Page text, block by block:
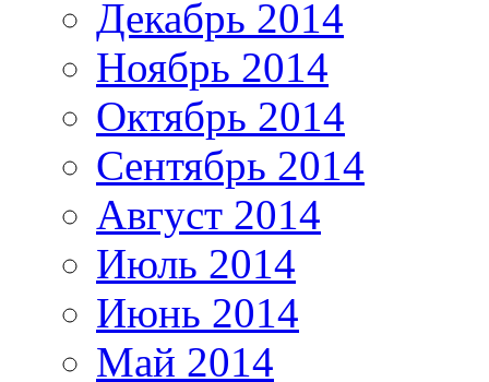
Декабрь 2014
Ноябрь 2014
Октябрь 2014
Сентябрь 2014
Август 2014
Июль 2014
Июнь 2014
Май 2014